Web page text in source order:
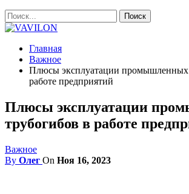
Главная
Важное
Плюсы эксплуатации промышленных
работе предприятий
Плюсы эксплуатации
трубогибов в работе
Важное
By Олег On Ноя 16, 2023